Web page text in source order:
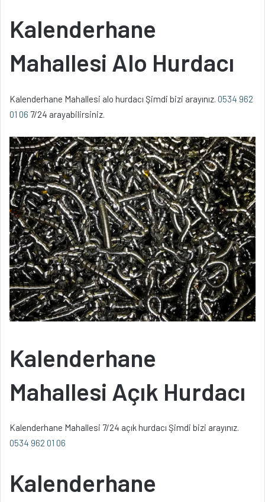
Kalenderhane
Mahallesi Alo Hurdacı
Kalenderhane Mahallesi alo hurdacı Şimdi bizi arayınız. 0534 962
01 06 7/24 arayabilirsiniz.
Kalenderhane
Mahallesi Açık Hurdacı
Kalenderhane Mahallesi 7/24 açık hurdacı Şimdi bizi arayınız.
0534 962 01 06
Kalenderhane